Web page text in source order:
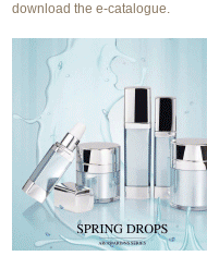
download the e-catalogue.